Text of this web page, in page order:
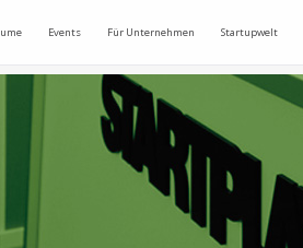
Events Für Unternehmen Startupwelt